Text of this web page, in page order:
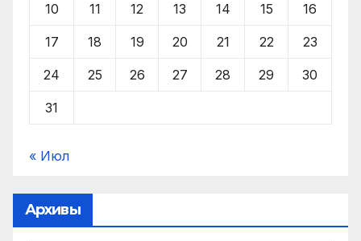
10 11 12 13 14 15 16
17 18 19 20 21 22 23
24 25 26 27 28 29 30
31
« Июл
Архивы